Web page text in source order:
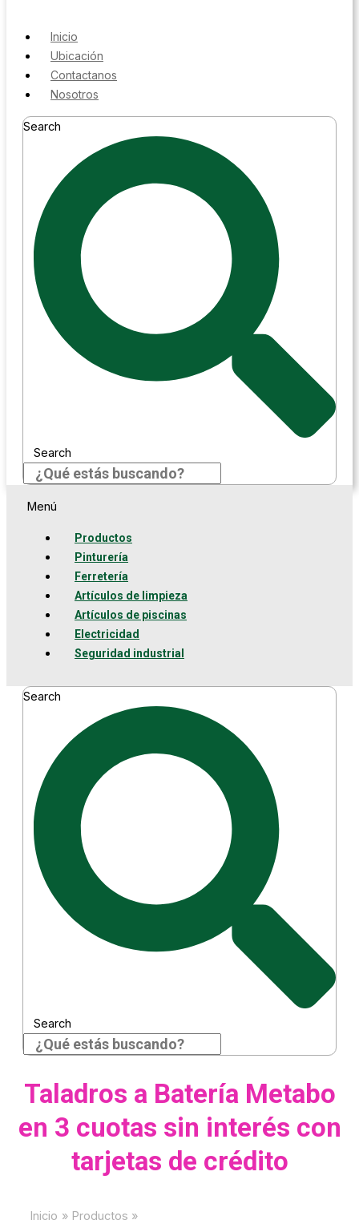
Inicio
Ubicación
Contactanos
Nosotros
Search
Search
Menú
Productos
Pinturería
Ferretería
Artículos de limpieza
Artículos de piscinas
Electricidad
Seguridad industrial
Search
Search
Taladros a Batería Metabo
en 3 cuotas sin interés con
tarjetas de crédito
Inicio Productos